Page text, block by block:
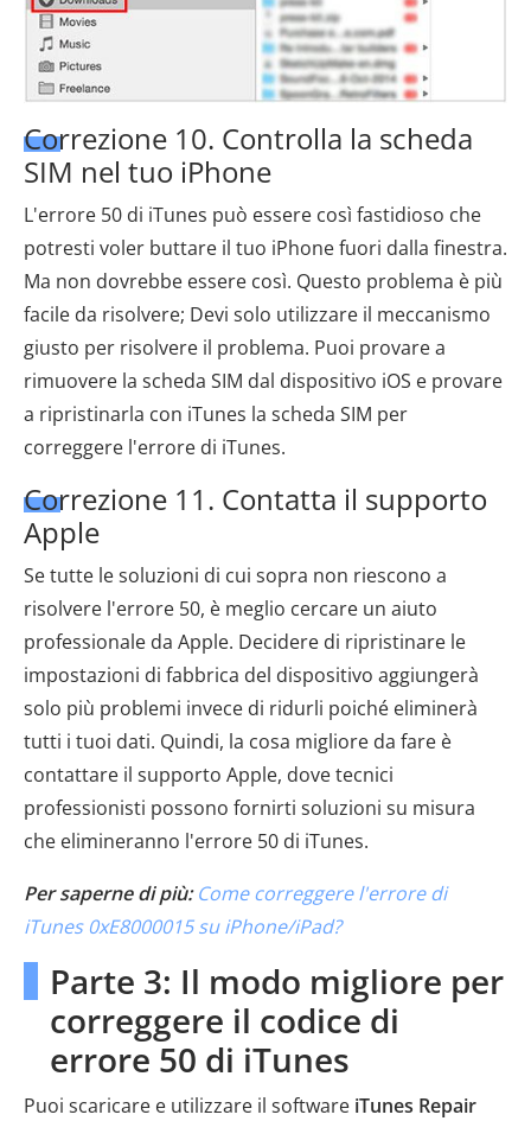
Correzione 10. Controlla la scheda
SIM nel tuo iPhone
L'errore 50 di iTunes può essere così fastidioso che
potresti voler buttare il tuo iPhone fuori dalla finestra.
Ma non dovrebbe essere così. Questo problema è più
facile da risolvere; Devi solo utilizzare il meccanismo
giusto per risolvere il problema. Puoi provare a
rimuovere la scheda SIM dal dispositivo iOS e provare
a ripristinarla con iTunes la scheda SIM per
correggere l'errore di iTunes.
Correzione 11. Contatta il supporto
Apple
Se tutte le soluzioni di cui sopra non riescono a
risolvere l'errore 50, è meglio cercare un aiuto
professionale da Apple. Decidere di ripristinare le
impostazioni di fabbrica del dispositivo aggiungerà
solo più problemi invece di ridurli poiché eliminerà
tutti i tuoi dati. Quindi, la cosa migliore da fare è
contattare il supporto Apple, dove tecnici
professionisti possono fornirti soluzioni su misura
che elimineranno l'errore 50 di iTunes.
Per saperne di più: Come correggere l'errore di
iTunes 0xE8000015 su iPhone/iPad?
Parte 3: Il modo migliore per
correggere il codice di
errore 50 di iTunes
Puoi scaricare e utilizzare il software iTunes Repair